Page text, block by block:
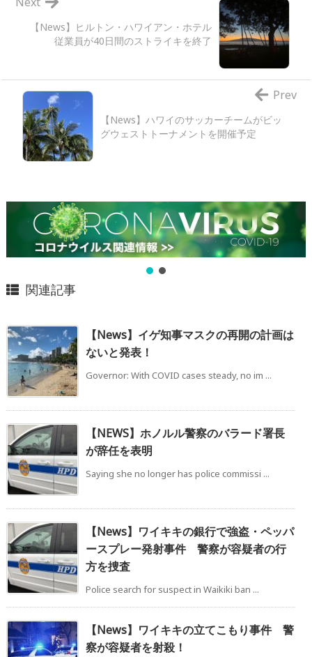
【News】ヒルトン・ハワイアン・ホテル
従業員が40日間のストライキを終了
【News】ハワイのサッカーチームがビッ
グウェストトーナメントを開催予定
Prev
関連記事
【News】イゲ知事マスクの再開の計画は
ないと発表！
Governor: With COVID cases steady, no im ...
【NEWS】ホノルル警察のバラード署長
が辞任を表明
Saying she no longer has police commissi ...
【News】ワイキキの銀行で強盗・ペッパ
ースプレー発射事件 警察が容疑者の行
方を捜査
Police search for suspect in Waikiki ban ...
【News】ワイキキの立てこもり事件 警
察が容疑者を射殺！